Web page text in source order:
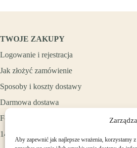
Aby zapewnić jak najlepsze wrażenia, korzystamy
TWOJE ZAKUPY
Logowanie i rejestracja
Jak złożyć zamówienie
Sposoby i koszty dostawy
Darmowa dostawa
Formy płatności
14 dni na zwrot zakupów